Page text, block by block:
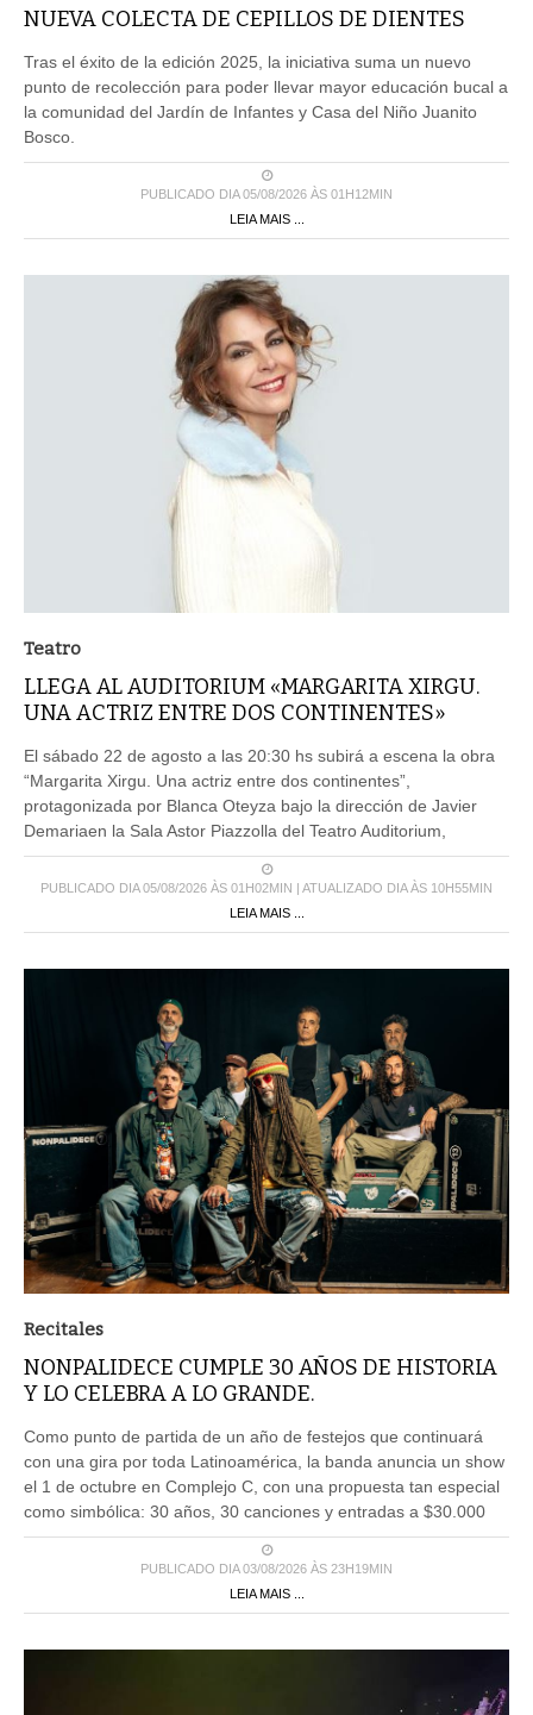
NUEVA COLECTA DE CEPILLOS DE DIENTES
Tras el éxito de la edición 2025, la iniciativa suma un nuevo
punto de recolección para poder llevar mayor educación bucal a
la comunidad del Jardín de Infantes y Casa del Niño Juanito
Bosco.
PUBLICADO DIA 05/08/2026 ÀS 01H12MIN
LEIA MAIS ...
Teatro
LLEGA AL AUDITORIUM «MARGARITA XIRGU.
UNA ACTRIZ ENTRE DOS CONTINENTES»
El sábado 22 de agosto a las 20:30 hs subirá a escena la obra
“Margarita Xirgu. Una actriz entre dos continentes”,
protagonizada por Blanca Oteyza bajo la dirección de Javier
Demariaen la Sala Astor Piazzolla del Teatro Auditorium,
PUBLICADO DIA 05/08/2026 ÀS 01H02MIN | ATUALIZADO DIA ÀS 10H55MIN
LEIA MAIS ...
Recitales
NONPALIDECE CUMPLE 30 AÑOS DE HISTORIA
Y LO CELEBRA A LO GRANDE.
Como punto de partida de un año de festejos que continuará
con una gira por toda Latinoamérica, la banda anuncia un show
el 1 de octubre en Complejo C, con una propuesta tan especial
como simbólica: 30 años, 30 canciones y entradas a $30.000
PUBLICADO DIA 03/08/2026 ÀS 23H19MIN
LEIA MAIS ...